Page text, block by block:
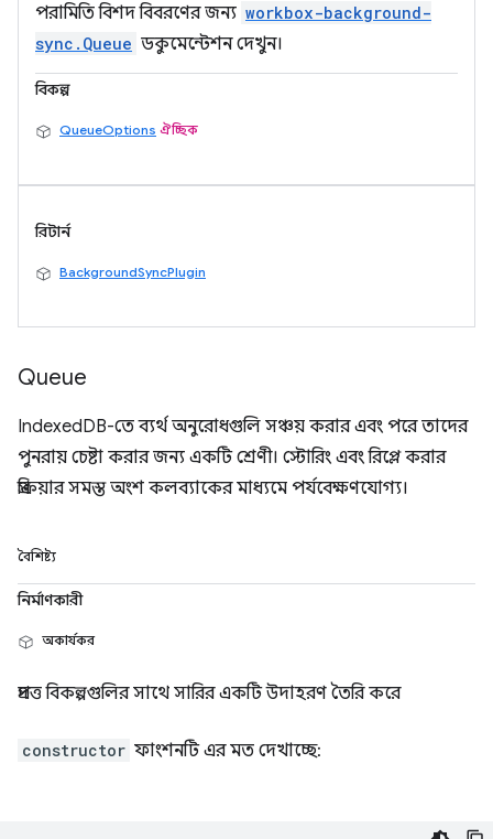
পরামিতি বিশদ বিবরণের জন্য workbox-background-
sync.Queue ডকুমেন্টেশন দেখুন।
বিকল্প
QueueOptions ঐচ্ছিক
রিটার্ন
BackgroundSyncPlugin
Queue
IndexedDB-তে ব্যর্থ অনুরোধগুলি সঞ্চয় করার এবং পরে তাদের
পুনরায় চেষ্টা করার জন্য একটি শ্রেণী। স্টোরিং এবং রিপ্লে করার
প্রক্রিয়ার সমস্ত অংশ কলব্যাকের মাধ্যমে পর্যবেক্ষণযোগ্য।
বৈশিষ্ট্য
নির্মাণকারী
অকার্যকর
প্রদত্ত বিকল্পগুলির সাথে সারির একটি উদাহরণ তৈরি করে
constructor ফাংশনটি এর মত দেখাচ্ছে: